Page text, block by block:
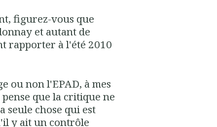
figurez-vous que
et autant de
rapporter à l'été 2010
ou non l'EPAD, à mes
que la critique ne
seule chose qui est
y ait un contrôle